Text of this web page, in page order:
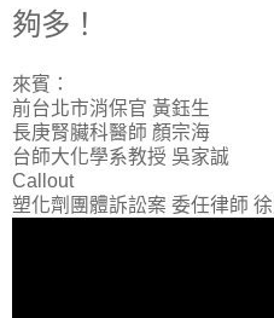
夠多！
來賓：
前台北市消保官 黃鈺生
長庚腎臟科醫師 顏宗海
台師大化學系教授 吳家誠
Callout
塑化劑團體訴訟案 委任律師